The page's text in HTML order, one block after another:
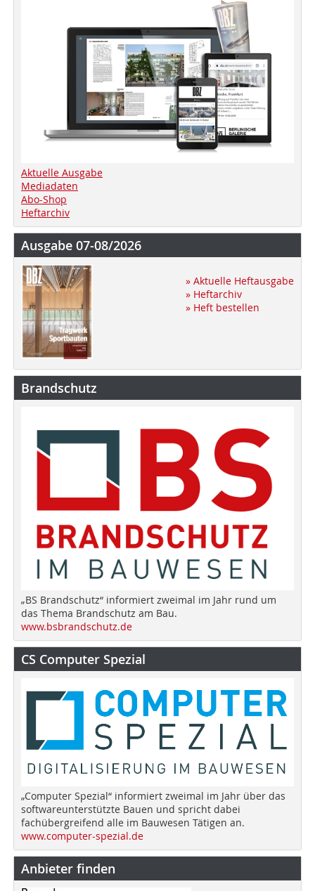
Aktuelle Ausgabe
Mediadaten
Abo-Shop
Heftarchiv
Ausgabe 07-08/2026
» Aktuelle Heftausgabe
» Heftarchiv
» Heft bestellen
Brandschutz
„BS Brandschutz“ informiert zweimal im Jahr rund um
das Thema Brandschutz am Bau.
www.bsbrandschutz.de
CS Computer Spezial
„Computer Spezial“ informiert zweimal im Jahr über das
softwareunterstützte Bauen und spricht dabei
fachübergreifend alle im Bauwesen Tätigen an.
www.computer-spezial.de
Anbieter finden